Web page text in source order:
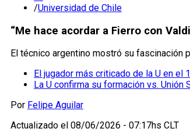
/Universidad de Chile
“Me hace acordar a Fierro con
El técnico argentino mostró su fascinación
El jugador más criticado de la U en el
La U confirma su formación vs. Unión
Por Felipe Aguilar
Actualizado el 08/06/2026 - 07:17hs CLT